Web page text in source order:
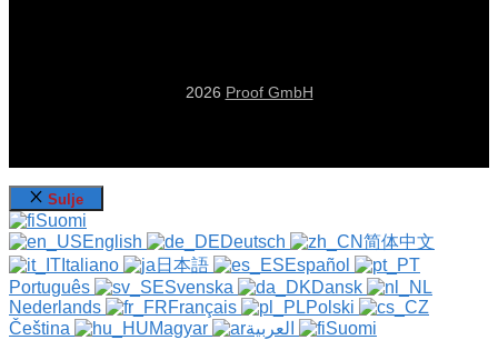
2026 Proof GmbH
Sulje
Suomi
English
Deutsch
简体中文
Italiano
日本語
Español
Português
Svenska
Dansk
Nederlands
Français
Polski
Čeština
Magyar Suomi